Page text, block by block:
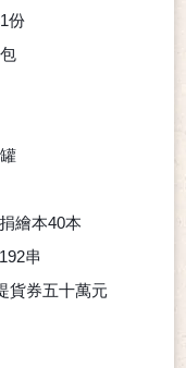
份
包
罐
捐繪本40本
192串
貨券五十萬元